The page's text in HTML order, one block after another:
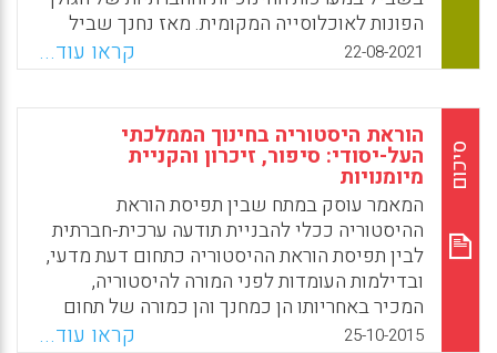
הפונות לאוכלוסייה המקומית. מאז נחנך שביל
הגולן, הוא תפס מקום משמעותי מאוד במערכת
החינוך האזורית. תוכניות הלימוד בשביל עשו
שימוש במיתוג הסימבולי שלו כציר מחבר אזורית,
במטרה לייצר זהות אזורית המדגישה את ייחודיות
הגולן כאזור חשוב למגורים בהקשר היהודי־לאומי
וכאזור טוב למגורים בהקשר האקולוגי־חברתי
והביטחוני.
WhatsApp
Facebook
Email
X
22-08-2021 קראו עוד...
סיכום
הוראת היסטוריה בחינוך הממלכתי
העל-יסודי: סיפור, זיכרון והקניית
מיומנויות
המאמר עוסק במתח שבין תפיסת הוראת
ההיסטוריה ככלי להבניית תודעה ערכית-חברתית
לבין תפיסת הוראת ההיסטוריה כתחום דעת מדעי,
ובדילמות העומדות לפני המורה להיסטוריה,
המכיר באחריותו הן כמחנך והן כמורה של תחום
דעת (ענת קדרון).
25-10-2015 קראו עוד...